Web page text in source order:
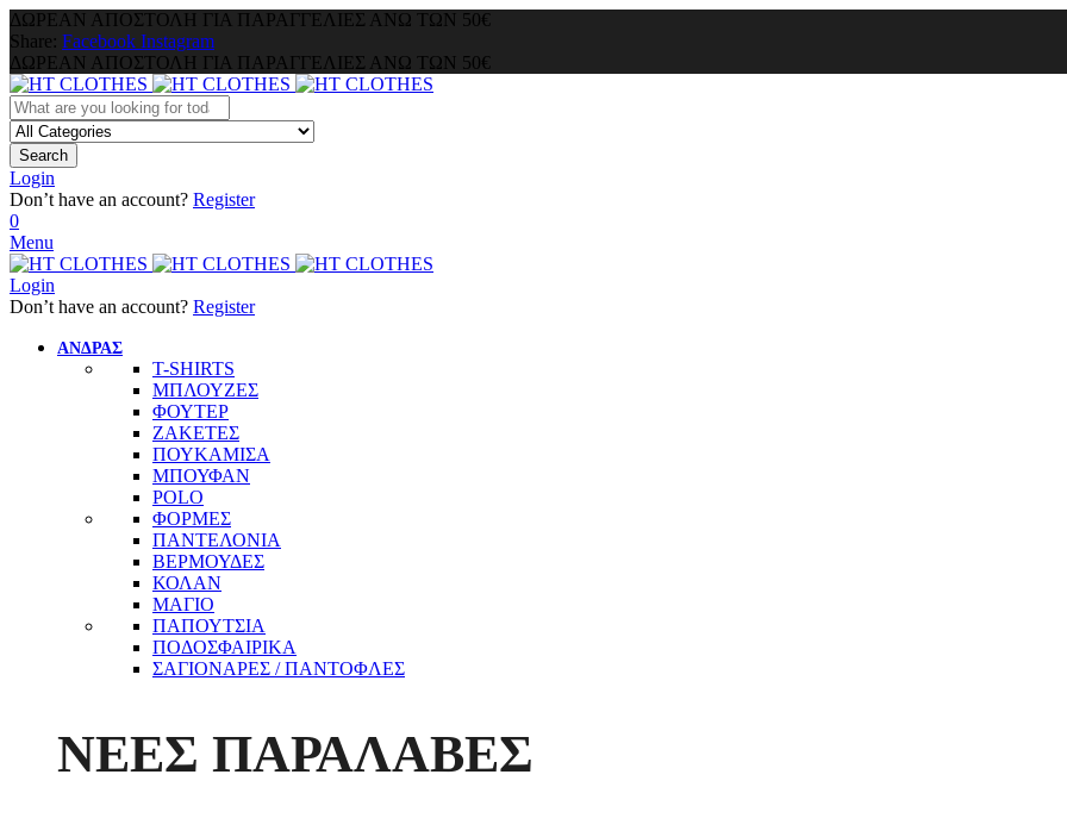
ΔΩΡΕΑΝ ΑΠΟΣΤΟΛΗ ΓΙΑ ΠΑΡΑΓΓΕΛΙΕΣ ΑΝΩ ΤΩΝ 50€
Share: Facebook Instagram
ΔΩΡΕΑΝ ΑΠΟΣΤΟΛΗ ΓΙΑ ΠΑΡΑΓΓΕΛΙΕΣ ΑΝΩ ΤΩΝ 50€
Search
Login
Don’t have an account? Register
0
Menu
Login
Don’t have an account? Register
ΑΝΔΡΑΣ
T-SHIRTS
ΜΠΛΟΥΖΕΣ
ΦΟΥΤΕΡ
ΖΑΚΕΤΕΣ
ΠΟΥΚΑΜΙΣΑ
ΜΠΟΥΦΑΝ
POLO
ΦΟΡΜΕΣ
ΠΑΝΤΕΛΟΝΙΑ
ΒΕΡΜΟΥΔΕΣ
ΚΟΛΑΝ
ΜΑΓΙΟ
ΠΑΠΟΥΤΣΙΑ
ΠΟΔΟΣΦΑΙΡΙΚΑ
ΣΑΓΙΟΝΑΡΕΣ / ΠΑΝΤΟΦΛΕΣ
ΝΕΕΣ ΠΑΡΑΛΑΒΕΣ